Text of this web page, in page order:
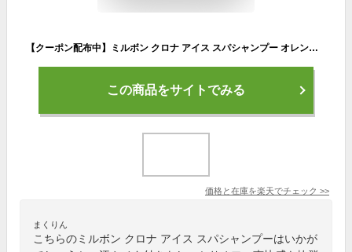
【クーポン配布中】ミルボン クロナ アイス スパシャンプー オレンジ 160g|頭皮ケア スキャルプ スカルプ ケア シャンプー フケ シャンプー フケ かゆみ 臭い スッキリ 皮脂 毛穴 クリア 冷 クール ヒンヤリ 爽快 ヘアケア サロン専売 美容室専売
この商品をサイトでみる
価格と在庫を楽天でチェック >>
まくりん
こちらのミルボン クロナ アイス スパシャンプーはいかが